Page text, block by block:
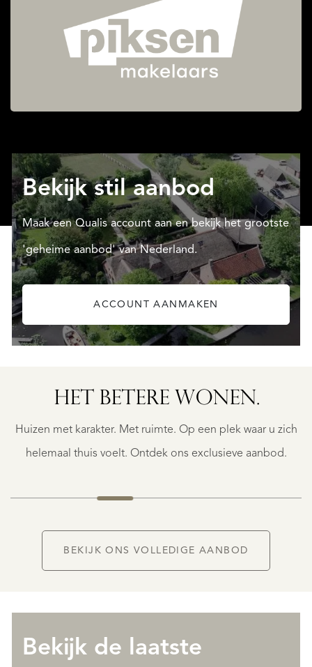
Bekijk stil aanbod
Maak een Qualis account aan en bekijk het grootste
'geheime aanbod' van Nederland.
ACCOUNT AANMAKEN
HET BETERE WONEN.
Huizen met karakter. Met ruimte. Op een plek waar u zich
helemaal thuis voelt. Ontdek ons exclusieve aanbod.
NIJVERDAL
9
1.890.000
BEKIJK ONS VOLLEDIGE AANBOD
Bekijk de laatste